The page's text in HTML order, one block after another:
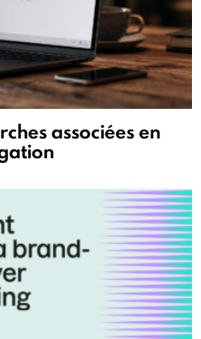
associées en